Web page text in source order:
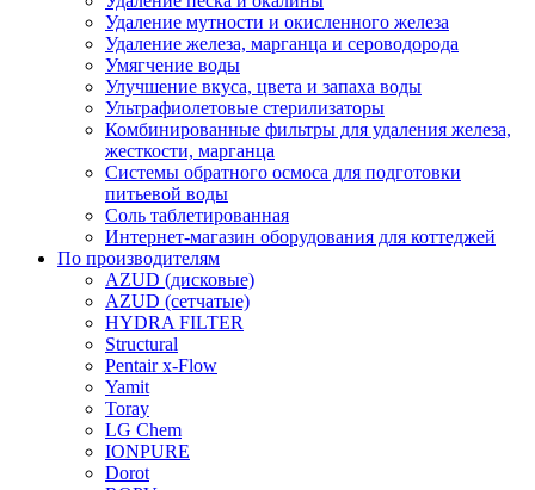
Удаление мутности и окисленного железа
Удаление железа, марганца и сероводорода
Умягчение воды
Улучшение вкуса, цвета и запаха воды
Ультрафиолетовые стерилизаторы
Комбинированные фильтры для удаления железа,
жесткости, марганца
Системы обратного осмоса для подготовки
питьевой воды
Соль таблетированная
Интернет-магазин оборудования для коттеджей
По производителям
AZUD (дисковые)
AZUD (сетчатые)
HYDRA FILTER
Structural
Pentair x-Flow
Yamit
Toray
LG Chem
IONPURE
Dorot